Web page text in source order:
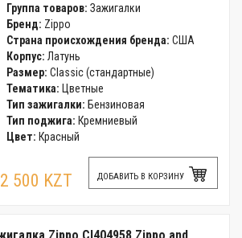
Группа товаров: Зажигалки
Бренд: Zippo
Страна происхождения бренда: США
Корпус: Латунь
Размер: Classic (стандартные)
Тематика: Цветные
Тип зажигалки: Бензиновая
Тип поджига: Кремниевый
Цвет: Красный
500 KZT ДОБАВИТЬ В КОРЗИНУ